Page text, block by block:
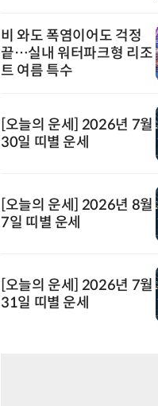
비 와도 폭염이어도 걱정
끝…실내 워터파크형 리조
트 여름 특수
[오늘의 운세] 2026년 7월
30일 띠별 운세
[오늘의 운세] 2026년 8월
7일 띠별 운세
[오늘의 운세] 2026년 7월
31일 띠별 운세